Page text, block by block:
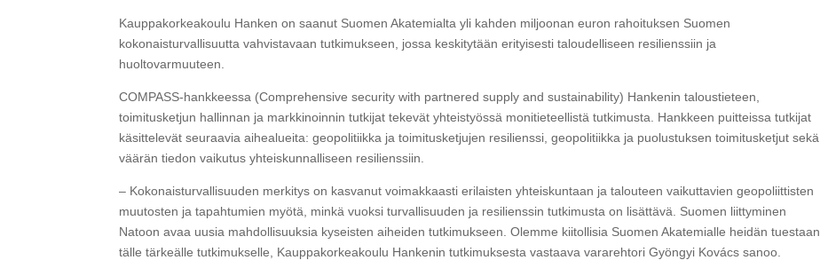
Kauppakorkeakoulu Hanken on saanut Suomen Akatemialta yli kahden miljoonan euron rahoituksen Suomen
kokonaisturvallisuutta vahvistavaan tutkimukseen, jossa keskitytään erityisesti taloudelliseen resilienssiin ja
huoltovarmuuteen.
COMPASS-hankkeessa (Comprehensive security with partnered supply and sustainability) Hankenin taloustieteen,
toimitusketjun hallinnan ja markkinoinnin tutkijat tekevät yhteistyössä monitieteellistä tutkimusta. Hankkeen puitteissa tutkijat
käsittelevät seuraavia aihealueita: geopolitiikka ja toimitusketjujen resilienssi, geopolitiikka ja puolustuksen toimitusketjut sekä
väärän tiedon vaikutus yhteiskunnalliseen resilienssiin.
– Kokonaisturvallisuuden merkitys on kasvanut voimakkaasti erilaisten yhteiskuntaan ja talouteen vaikuttavien geopoliittisten
muutosten ja tapahtumien myötä, minkä vuoksi turvallisuuden ja resilienssin tutkimusta on lisättävä. Suomen liittyminen
Natoon avaa uusia mahdollisuuksia kyseisten aiheiden tutkimukseen. Olemme kiitollisia Suomen Akatemialle heidän tuestaan
tälle tärkeälle tutkimukselle, Kauppakorkeakoulu Hankenin tutkimuksesta vastaava vararehtori Gyöngyi Kovács sanoo.